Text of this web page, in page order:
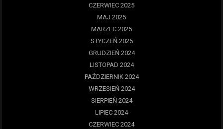
CZERWIEC 2025
MAJ 2025
MARZEC 2025
STYCZEŃ 2025
GRUDZIEŃ 2024
LISTOPAD 2024
PAŹDZIERNIK 2024
WRZESIEŃ 2024
SIERPIEŃ 2024
LIPIEC 2024
CZERWIEC 2024